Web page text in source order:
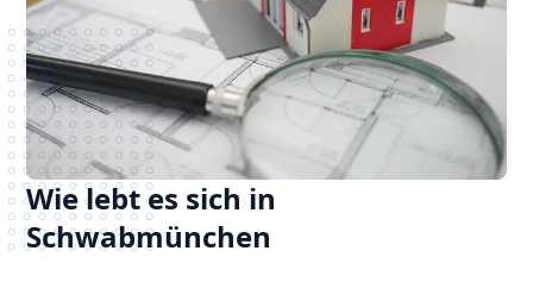
Wie lebt es sich in
Schwabmünchen